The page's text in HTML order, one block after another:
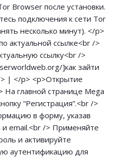
Browser после установки.
подключения к сети Tor
несколько минут). </p>
актуальной ссылке<br />
ссылку<br />
]какзайти
| </p> <p>Открытие
На главной странице Mega
“Регистрация”.<br />
в форму, указав
и email.<br /> Применяйте
и активируйте
аутентификацию для